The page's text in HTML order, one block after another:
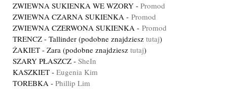
ZWIEWNA SUKIENKA WE WZORY - Promod
ZWIEWNA CZARNA SUKIENKA - Promod
ZWIEWNA CZERWONA SUKIENKA - Promod
TRENCZ - Tallinder (podobne znajdziesz tutaj)
ŻAKIET - Zara (podobne znajdziesz tutaj)
SZARY PŁASZCZ - SheIn
KASZKIET - Eugenia Kim
TOREBKA - Phillip Lim